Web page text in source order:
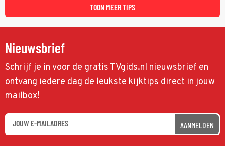
TOON MEER TIPS
Nieuwsbrief
Schrijf je in voor de gratis TVgids.nl nieuwsbrief en
ontvang iedere dag de leukste kijktips direct in jouw
mailbox!
AANMELDEN